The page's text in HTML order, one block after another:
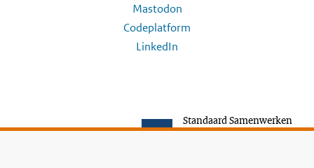
Mastodon
Codeplatform
LinkedIn
Standaard Samenwerken